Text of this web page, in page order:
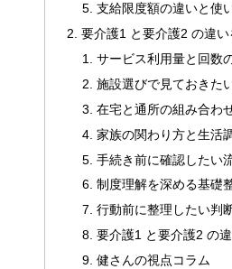
支給限度額の違いと使
要介護1 と要介護2 の違
サービス利用量と回数
施設選びで見ておきた
在宅と通所の組み合わ
家族の関わり方と生活
手続き前に確認したい
制度理解を深める基礎
行動前に整理したい判
要介護1 と要介護2 の
健さんの視点コラム